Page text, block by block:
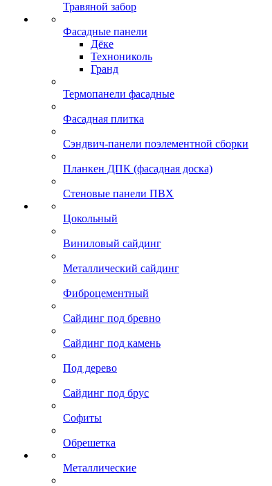
Травяной забор
Фасадные панели
Дёке
Технониколь
Гранд
Термопанели фасадные
Фасадная плитка
Сэндвич-панели поэлементной сборки
Планкен ДПК (фасадная доска)
Стеновые панели ПВХ
Цокольный
Виниловый сайдинг
Металлический сайдинг
Фиброцементный
Сайдинг под бревно
Сайдинг под камень
Под дерево
Сайдинг под брус
Софиты
Обрешетка
Металлические